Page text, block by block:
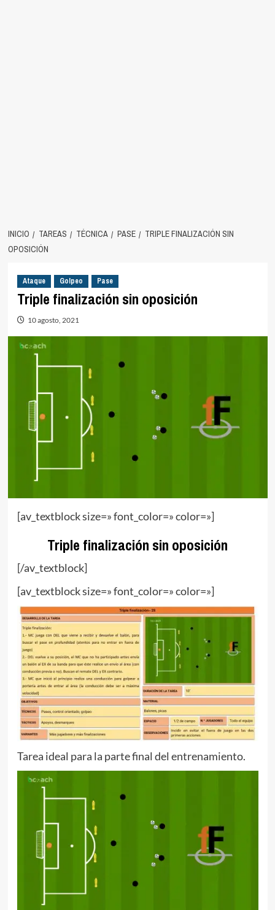
INICIO TAREAS TÉCNICA PASE
TRIPLE FINALIZACIÓN SIN
OPOSICIÓN
Ataque Golpeo Pase
Triple finalización sin oposición
10 agosto, 2021
[av_textblock size=» font_color=» color=»]
Triple finalización sin oposición
[/av_textblock]
[av_textblock size=» font_color=» color=»]
Tarea ideal para la parte final del entrenamiento.